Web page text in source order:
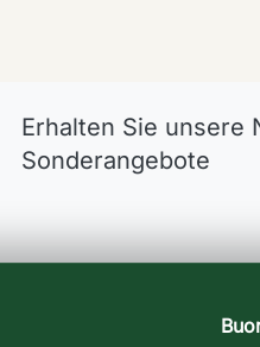
Erhalten Sie unsere
Sonderangebote